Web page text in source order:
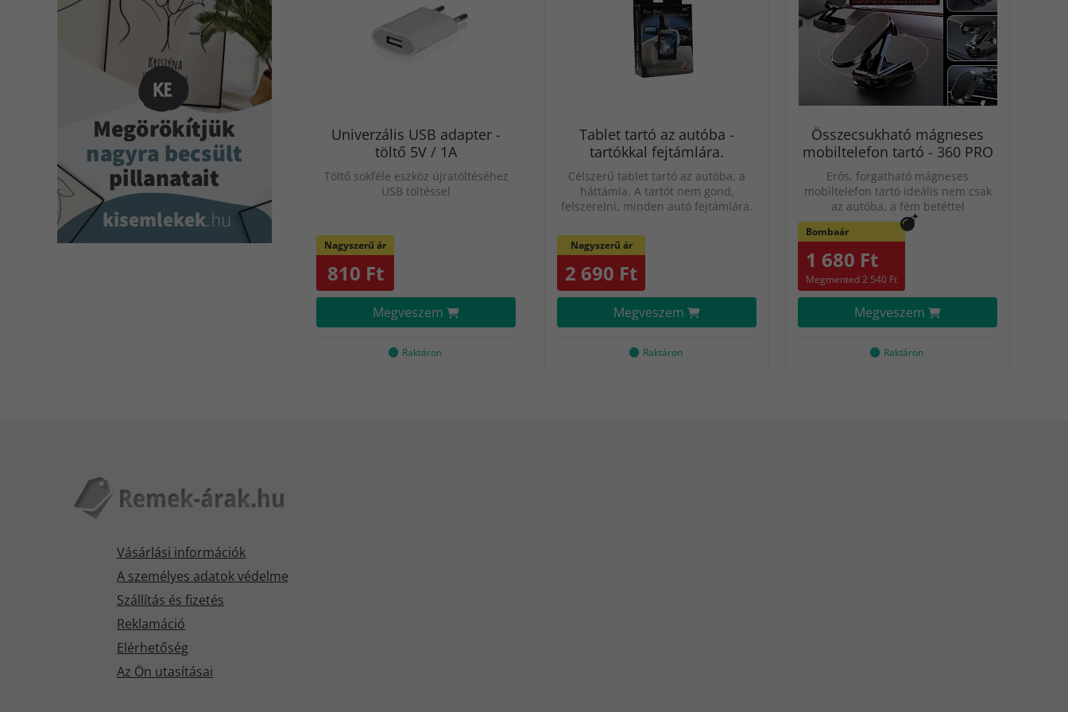
Univerzális USB adapter -
töltő 5V / 1A
Töltő sokféle eszköz újratöltéséhez
USB töltéssel
Nagyszerű ár
810 Ft
Megveszem
Raktáron
Tablet tartó az autóba -
tartókkal fejtámlára.
Célszerű tablet tartó az autóba, a
háttámla. A tartót nem gond,
felszerelni, minden autó fejtámlára.
Nagyszerű ár
2 690 Ft
Megveszem
Raktáron
Összecsukható mágneses
mobiltelefon tartó - 360 PRO
Erős, forgatható mágneses
mobiltelefon tartó ideális nem csak
az autóba, a fém betéttel
Bombaár
1 680 Ft
Megmented 2 540 Ft
Megveszem
Raktáron
Vásárlási információk
A személyes adatok védelme
Szállítás és fizetés
Reklamáció
Elérhetőség
Az Ön utasításai